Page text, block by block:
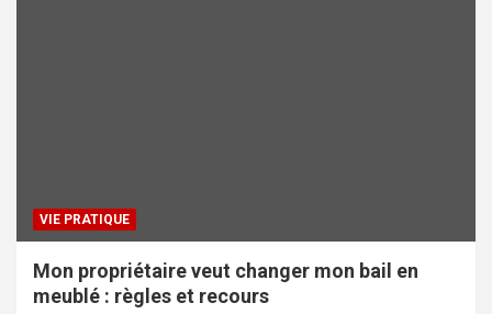
VIE PRATIQUE
Mon propriétaire veut changer mon bail en
meublé : règles et recours